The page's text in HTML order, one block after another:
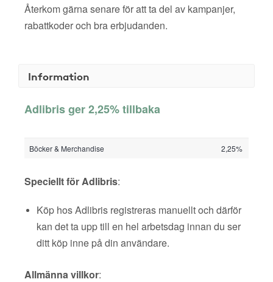
Återkom gärna senare för att ta del av kampanjer,
rabattkoder och bra erbjudanden.
Information
Adlibris ger 2,25% tillbaka
Böcker & Merchandise 2,25%
Speciellt för Adlibris:
Köp hos Adlibris registreras manuellt och därför
kan det ta upp till en hel arbetsdag innan du ser
ditt köp inne på din användare.
Allmänna villkor: